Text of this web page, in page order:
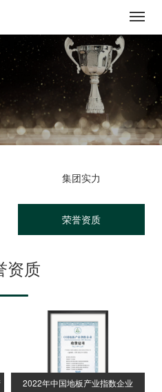
集团实力
荣誉资质
资质
2022年中国地板产业指数企业